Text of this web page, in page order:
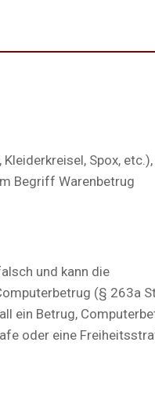
Spox, etc.),
Begriff Warenbetrug
und kann die
(§ 263a
ein Betrug,
oder eine